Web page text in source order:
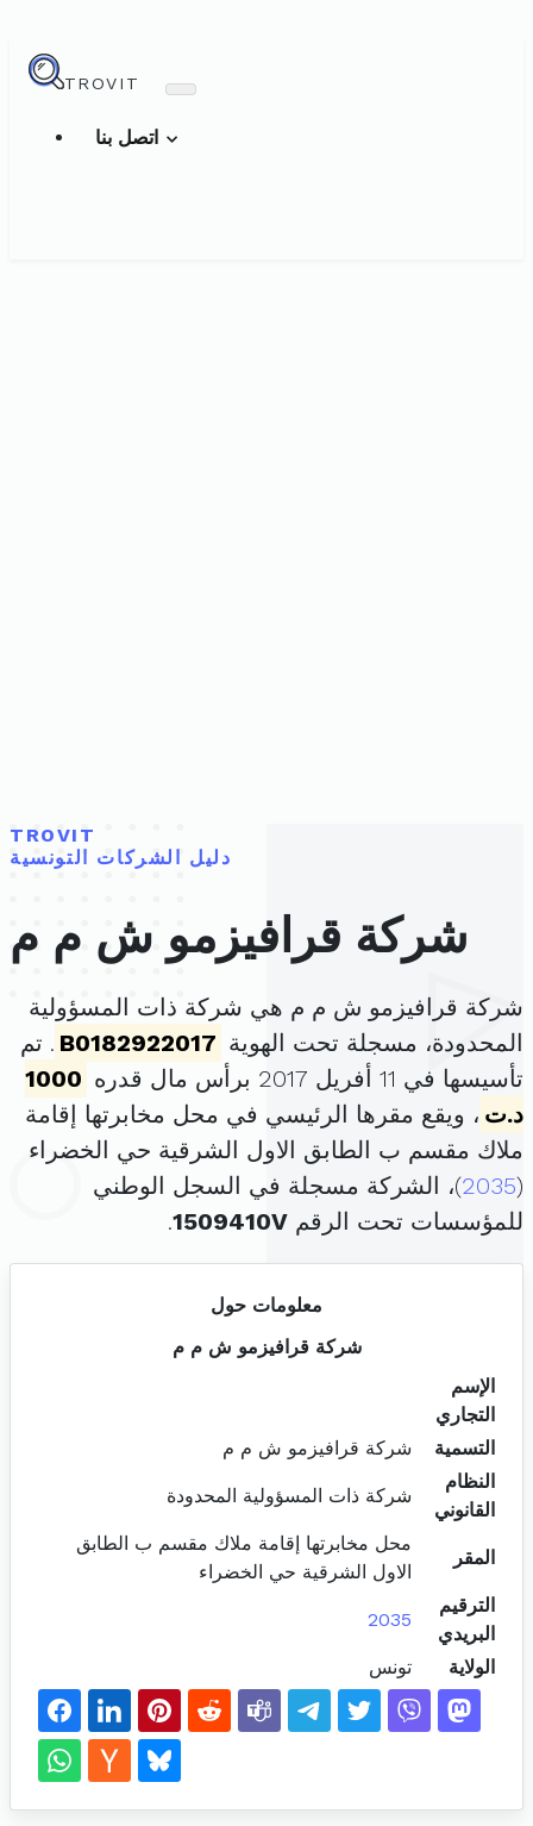
TROVIT
TROVIT
دليل الشركات التونسية
شركة قرافيزمو ش م م
شركة قرافيزمو ش م م هي شركة ذات المسؤولية
المحدودة، مسجلة تحت الهوية B0182922017 . تم
تأسيسها في 11 أفريل 2017 برأس مال قدره
1000
د.ت ، ويقع مقرها الرئيسي في محل مخابرتها إقامة
ملاك مقسم ب الطابق الاول الشرقية حي الخضراء
(
2035)، الشركة مسجلة في السجل الوطني
للمؤسسات تحت الرقم 1509410V
.
معلومات حول
شركة قرافيزمو ش م م
الإسم
التجاري
التسمية
شركة قرافيزمو ش م م
النظام
القانوني
شركة ذات المسؤولية المحدودة
المقر
محل مخابرتها إقامة ملاك مقسم ب الطابق
الاول الشرقية حي الخضراء
الترقيم
البريدي
2035
الولاية تونس